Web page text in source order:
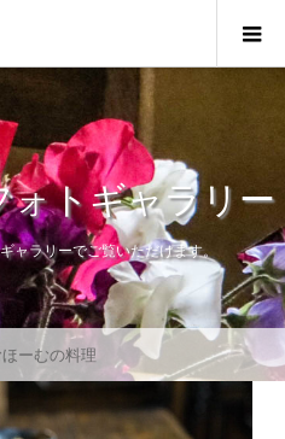
ォトギャラリー
ャラリーでご覧いただけます。
ーむの料理